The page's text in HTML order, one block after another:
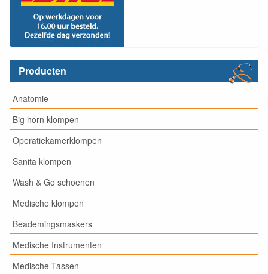
Producten
Anatomie
Big horn klompen
Operatiekamerklompen
Sanita klompen
Wash & Go schoenen
Medische klompen
Beademingsmaskers
Medische Instrumenten
Medische Tassen